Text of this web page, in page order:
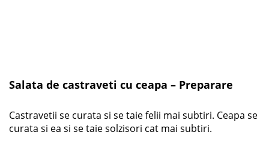
Salata de castraveti cu ceapa – Preparare
Castravetii se curata si se taie felii mai subtiri. Ceapa se
curata si ea si se taie solzisori cat mai subtiri.